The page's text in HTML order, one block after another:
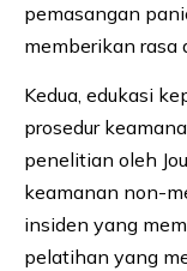
pemasangan
memberikan rasa
Kedua, edukasi
prosedur
penelitian oleh
keamanan non-
insiden yang
pelatihan yang